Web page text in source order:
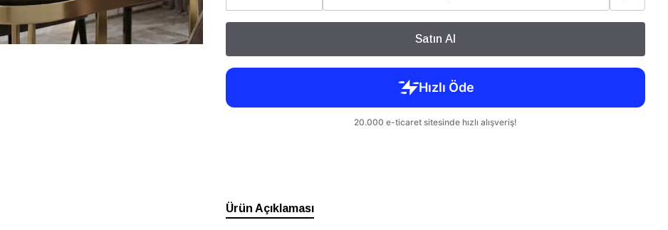
Satın Al
Ürün Açıklaması